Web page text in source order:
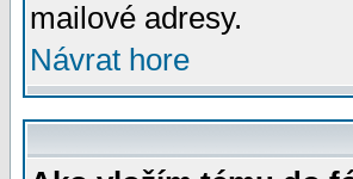
mailové adresy.
Návrat hore